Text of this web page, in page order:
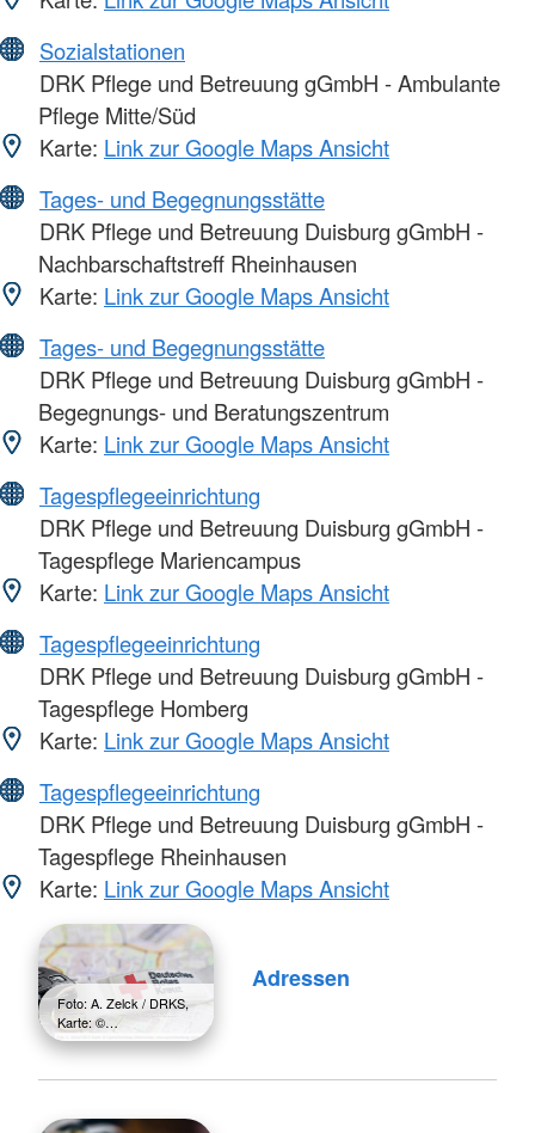
Sozialstationen
DRK Pflege und Betreuung gGmbH - Ambulante
Pflege Mitte/Süd
Karte: Link zur Google Maps Ansicht
Tages- und Begegnungsstätte
DRK Pflege und Betreuung Duisburg gGmbH -
Nachbarschaftstreff Rheinhausen
Karte: Link zur Google Maps Ansicht
Tages- und Begegnungsstätte
DRK Pflege und Betreuung Duisburg gGmbH -
Begegnungs- und Beratungszentrum
Karte: Link zur Google Maps Ansicht
Tagespflegeeinrichtung
DRK Pflege und Betreuung Duisburg gGmbH -
Tagespflege Mariencampus
Karte: Link zur Google Maps Ansicht
Tagespflegeeinrichtung
DRK Pflege und Betreuung Duisburg gGmbH -
Tagespflege Homberg
Karte: Link zur Google Maps Ansicht
Tagespflegeeinrichtung
DRK Pflege und Betreuung Duisburg gGmbH -
Tagespflege Rheinhausen
Karte: Link zur Google Maps Ansicht
Foto: A. Zelck / DRKS,
Karte: ©…
Adressen